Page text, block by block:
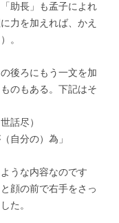
助長」も孟子によれ
力を加えれば、かえ
。
後ろにもう一文を加
のもある。下記はそ
話尽）
自分の）為」
うな内容なのです
顔の前で右手をさっ
た。